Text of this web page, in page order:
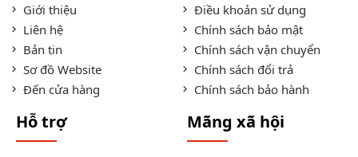
Giới thiệu
Liên hệ
Bản tin
Sơ đồ Website
Đến cửa hàng
Điều khoản sử dụng
Chính sách bảo mật
Chính sách vận chuyển
Chính sách đổi trả
Chính sách bảo hành
Hỗ trợ Mãng xã hội